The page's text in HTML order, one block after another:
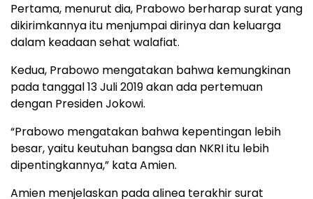
Pertama, menurut dia, Prabowo berharap surat yang
dikirimkannya itu menjumpai dirinya dan keluarga
dalam keadaan sehat walafiat.
Kedua, Prabowo mengatakan bahwa kemungkinan
pada tanggal 13 Juli 2019 akan ada pertemuan
dengan Presiden Jokowi.
“Prabowo mengatakan bahwa kepentingan lebih
besar, yaitu keutuhan bangsa dan NKRI itu lebih
dipentingkannya,” kata Amien.
Amien menjelaskan pada alinea terakhir surat